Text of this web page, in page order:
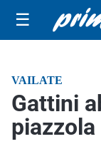
☰
VAILATE
Gattini